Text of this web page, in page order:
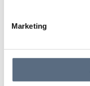
Marketing